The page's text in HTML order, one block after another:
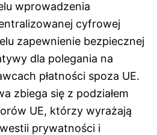
wprowadzenia
cyfrowej
zapewnienie bezpiecznej
dla polegania na
płatności spoza UE.
zbiega się z podziałem
UE, którzy wyrażają
prywatności i